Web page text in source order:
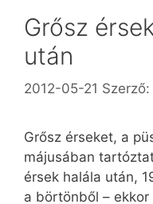
Grősz
után
2012-05-21 Szerző:
Grősz érseket, a
májusában
érsek halála után,
a börtönből –